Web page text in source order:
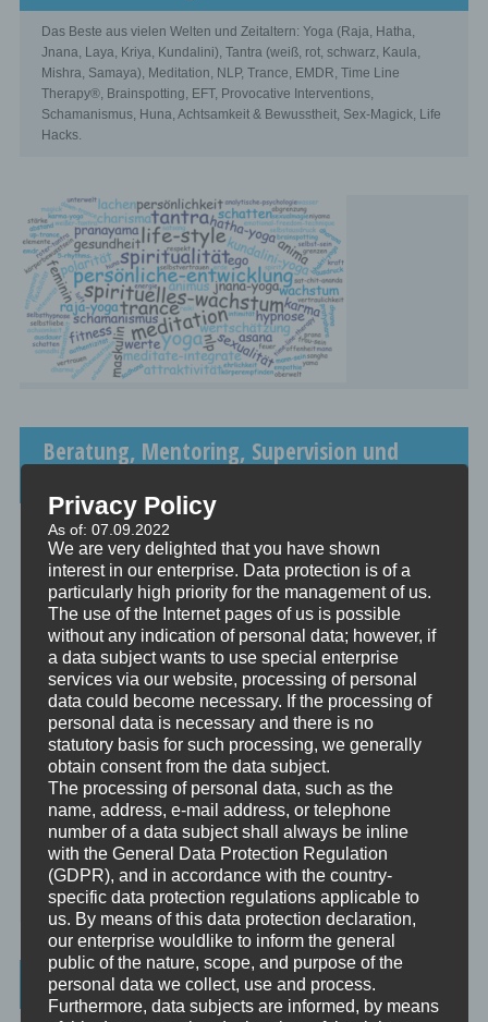
Das Beste aus vielen Welten und Zeitaltern: Yoga (Raja, Hatha,
Jnana, Laya, Kriya, Kundalini), Tantra (weiß, rot, schwarz, Kaula,
Mishra, Samaya), Meditation, NLP, Trance, EMDR, Time Line
Therapy®, Brainspotting, EFT, Provocative Interventions,
Schamanismus, Huna, Achtsamkeit & Bewusstheit, Sex-Magick, Life
Hacks.
Beratung, Mentoring, Supervision und
Beratung
Beratung ist das individuelle Aufarbeiten verschiedenster
Problemstellungen durch Interaktion zwischen einer unabhängigen
Person und einem Klienten.
Mentoring
Mentoring ist das individualisierte Weitergeben von Wissen und
Erfahrungen durch Interaktion zwischen einer erfahrenen Person
und einem Klienten.
Supervision
Supervision ist das individualisierte Reflektieren der gemachten
oder anstehenden professionellen Erfahrungen durch Interaktion
zwischen einem Supervisor und einem Klienten.
Ausbildung
Ausbildung ist die angepasste Vermittlung von allgemeinem Wissen
und praktischen Fertigkeiten zu diesem Wissen durch eine
erfahrene Person an Klienten.
Wissenswertes
Privacy Policy
As of: 07.09.2022
We are very delighted that you have shown
interest in our enterprise. Data protection is of a
particularly high priority for the management of us.
The use of the Internet pages of us is possible
without any indication of personal data; however, if
a data subject wants to use special enterprise
services via our website, processing of personal
data could become necessary. If the processing of
personal data is necessary and there is no
statutory basis for such processing, we generally
obtain consent from the data subject.
The processing of personal data, such as the
name, address, e-mail address, or telephone
number of a data subject shall always be inline
with the General Data Protection Regulation
(GDPR), and in accordance with the country-
specific data protection regulations applicable to
us. By means of this data protection declaration,
our enterprise wouldlike to inform the general
public of the nature, scope, and purpose of the
personal data we collect, use and process.
Furthermore, data subjects are informed, by means